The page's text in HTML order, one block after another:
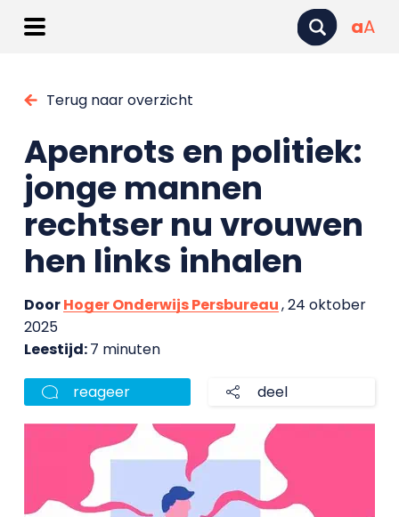
aA
Terug naar overzicht
Apenrots en politiek:
jonge mannen
rechtser nu vrouwen
hen links inhalen
DoorHoger Onderwijs Persbureau, 24 oktober
2025
Leestijd:7 minuten
reageer deel